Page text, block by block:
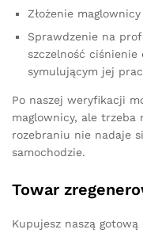
Złożenie
Sprawdzenie na
szczelność ciśnienie
symulującym jej
Po naszej weryfikacji
maglownicy, ale trzeba
rozebraniu nie nadaje
samochodzie.
Towar
Kupujesz naszą